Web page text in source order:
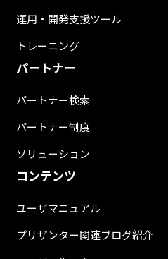
運用・開発支援ツール
トレーニング
パートナー
パートナー検索
パートナー制度
ソリューション
コンテンツ
ユーザマニュアル
プリザンター関連ブログ紹介